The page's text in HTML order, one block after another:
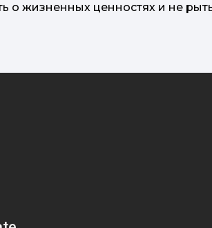
о жизненных ценностях и не